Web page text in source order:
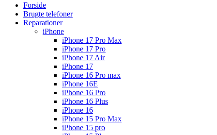
Forside
Brugte telefoner
Reparationer
iPhone
iPhone 17 Pro Max
iPhone 17 Pro
iPhone 17 Air
iPhone 17
iPhone 16 Pro max
iPhone 16E
iPhone 16 Pro
iPhone 16 Plus
iPhone 16
iPhone 15 Pro Max
iPhone 15 pro